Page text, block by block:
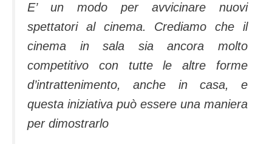
E’ un modo per avvicinare nuovi
spettatori al cinema. Crediamo che il
cinema in sala sia ancora molto
competitivo con tutte le altre forme
d’intrattenimento, anche in casa, e
questa iniziativa può essere una maniera
per dimostrarlo